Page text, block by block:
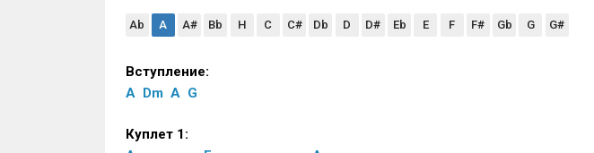
Ab A A# Bb H C C# Db D D# Eb E F F# Gb G G#
Вступление:
A Dm A G
Куплет 1: